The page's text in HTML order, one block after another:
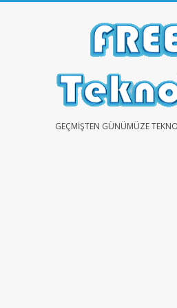
FREEGEÇMIŞTEN GÜNÜMÜZE